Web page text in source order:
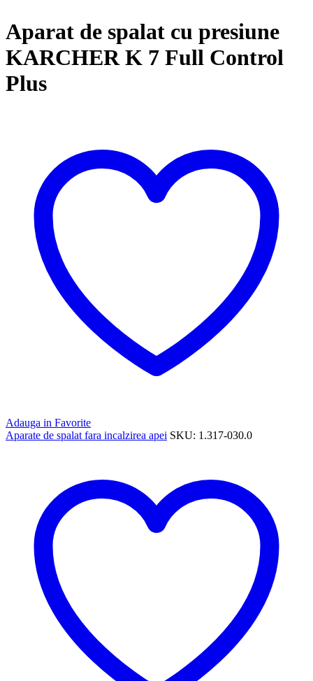
Aparat de spalat cu presiune
KARCHER K 7 Full Control
Plus
Adauga in Favorite
Aparate de spalat fara incalzirea apei SKU: 1.317-030.0